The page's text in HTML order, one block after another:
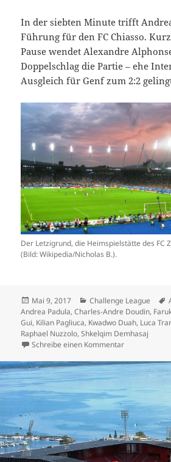
In der siebten Minute trifft
Führung für den FC Chiasso.
Pause wendet Alexandre
Doppelschlag die Partie – ehe
Ausgleich für Genf zum 2:2
Der Letzigrund, die Heimspielstätte des FC
(Bild: Wikipedia/Nicholas B.).
Veröffentlicht
am
Mai 9, 2017 Kategorien
Challenge League
Andrea Padula,Charles-Andre Doudin,
Gui, Kilian Pagliuca, Kwadwo Duah, Luca
Raphael Nuzzolo,Shkelqim Demhasaj
Schreibe einen Kommentarzu Sechs-